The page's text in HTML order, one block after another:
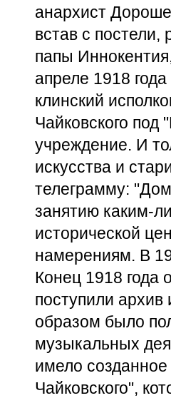
анархист
встав с постели,
папы
апреле 1918
клинский
Чайковского под
учреждение. И
искусства и
телеграмму:
занятию каким-
исторической
намерениям. В
Конец 1918
поступили
образом было
музыкальных
имело
Чайковского",